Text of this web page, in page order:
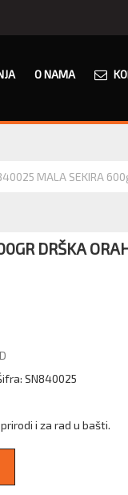
O NAMA
MALA SEKIRA
DRŠKA
SN840025
i za rad u bašti.